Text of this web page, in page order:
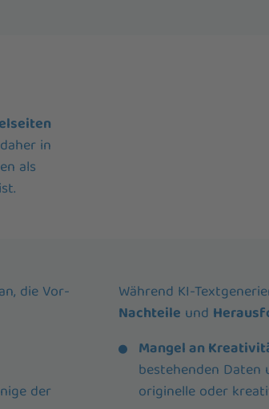
in
als
an, die Vor-
der
Während KI-
Nachteile und
Mangel an
bestehenden
originelle oder